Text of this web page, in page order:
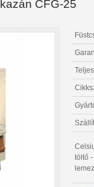
CFG-25
töltő